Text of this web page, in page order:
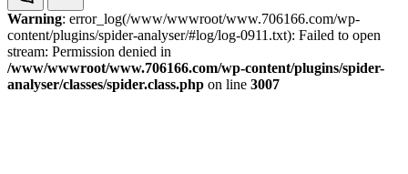
Warning: error_log(/www/wwwroot/www.706166.com/wp-
content/plugins/spider-analyser/#log/log-0911.txt): Failed to open
stream: Permission denied in
/www/wwwroot/www.706166.com/wp-content/plugins/spider-
analyser/classes/spider.class.php on line 3007